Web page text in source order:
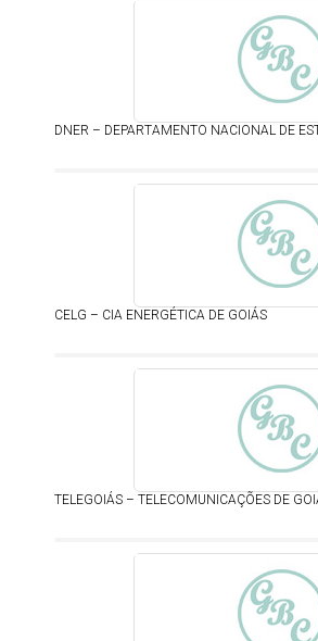
DNER – DEPARTAMENTO NACIONAL DE
CELG – CIA ENERGÉTICA DE GOIÁS
TELEGOIÁS – TELECOMUNICAÇÕES DE